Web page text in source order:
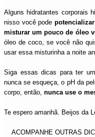
Alguns hidratantes corporais
nisso você pode
misturar um pouco de óleo
óleo de coco, se você não
usar essa misturinha a noite
Siga essas dicas para ter
nunca se esqueça, o pH da
corpo, então, nunca use o
Te espero amanhã. Beijos da
ACOMPANHE OUTRAS